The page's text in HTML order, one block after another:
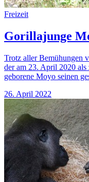
Freizeit
Gorillajunge
Trotz aller Bemühungen
der am 23. April 2020
geborene Moyo seinen
26. April 2022